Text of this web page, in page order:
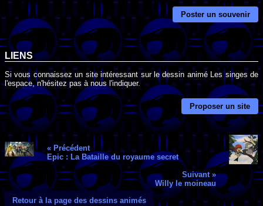
Poster un souvenir
LIENS
Si vous connaissez un site intéressant sur le dessin animé Les singes de
l'espace, n'hésitez pas à nous l'indiquer.
Proposer un site
« Précédent
Epic : La Bataille du royaume secret
Suivant »
Willy le moineau
Retour à la page des dessins animés